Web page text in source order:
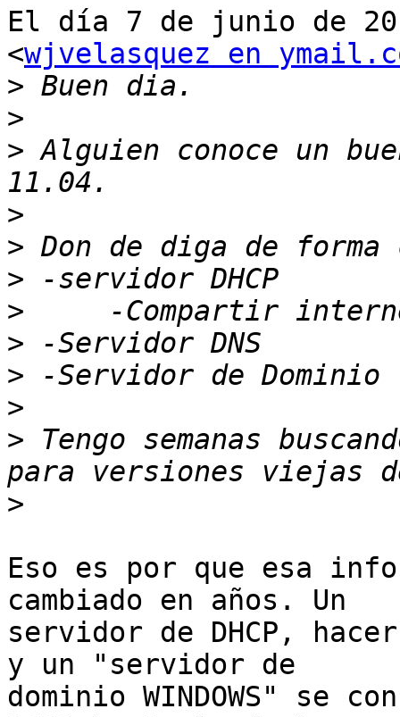
El día 7 de junio de
<wjvelasquez en
>
>
> Alguien conoce un
>
>
>
>
>
>
>
> Tengo semanas
>
Eso es por que esa
cambiado en años. Un
servidor de DHCP,
y un "servidor de
dominio WINDOWS" se